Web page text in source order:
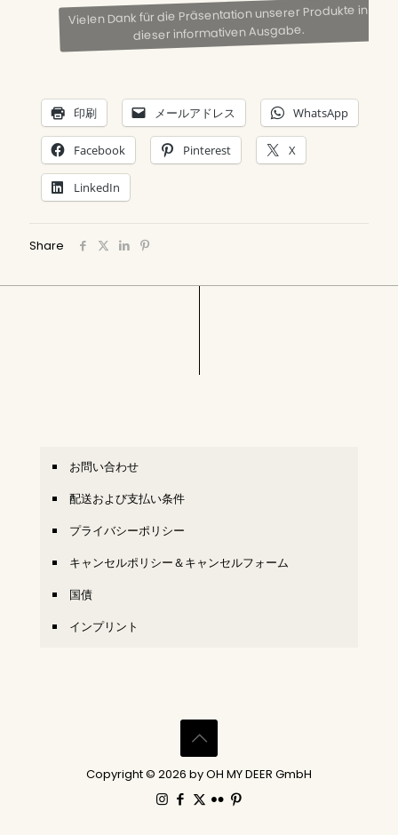
Vielen Dank für die Präsentation unserer Produkte in
dieser informativen Ausgabe.
印刷 メールアドレス WhatsApp
Facebook Pinterest X
LinkedIn
Share
お問い合わせ
配送および支払い条件
プライバシーポリシー
キャンセルポリシー＆キャンセルフォーム
国債
インプリント
Copyright © 2026 by OH MY DEER GmbH